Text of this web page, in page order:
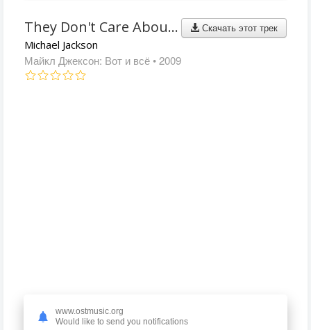
Скачать этот трек
They Don't Care About Us
Michael Jackson
Майкл Джексон: Вот и всё • 2009
www.ostmusic.org
Would like to send you notifications